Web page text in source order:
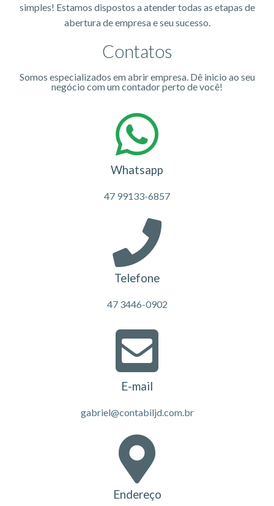
simples! Estamos dispostos a atender todas as etapas de
abertura de empresa e seu sucesso.
Contatos
Somos especializados em abrir empresa. Dê inicio ao seu
negócio com um contador perto de você!
Whatsapp
47 99133-6857
Telefone
47 3446-0902
E-mail
gabriel@contabiljd.com.br
Endereço